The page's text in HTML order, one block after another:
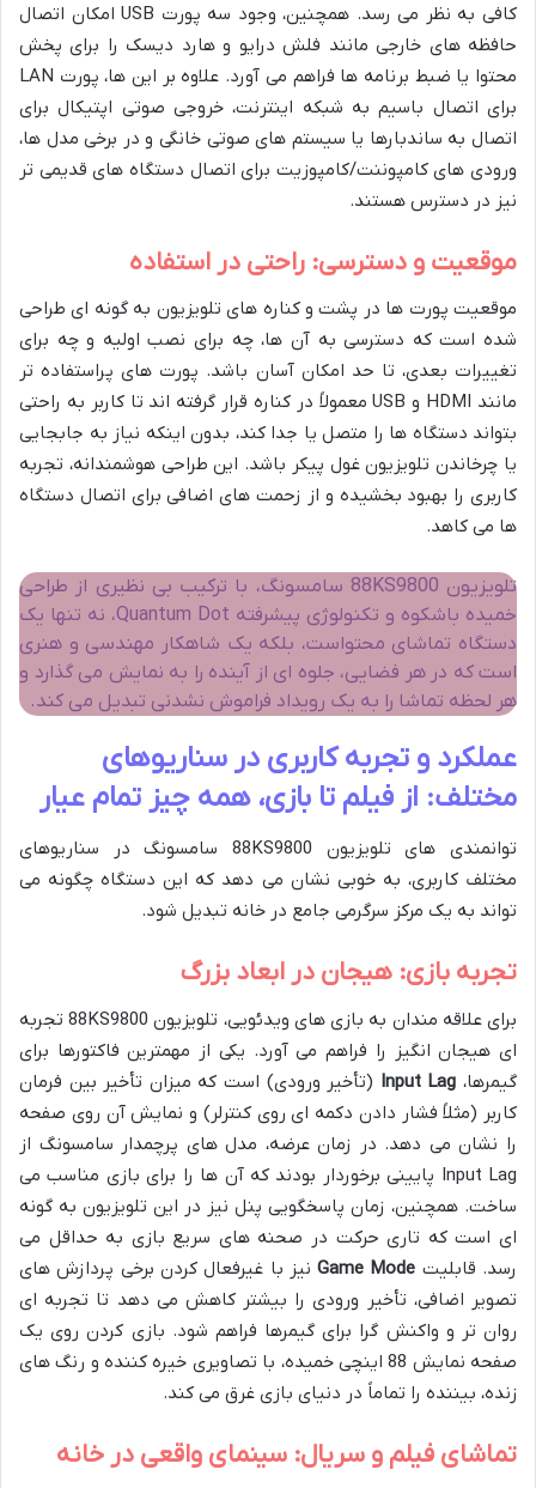
کافی به نظر می رسد. همچنین، وجود سه پورت USB امکان اتصال
حافظه های خارجی مانند فلش درایو و هارد دیسک را برای پخش
محتوا یا ضبط برنامه ها فراهم می آورد. علاوه بر این ها، پورت LAN
برای اتصال باسیم به شبکه اینترنت، خروجی صوتی اپتیکال برای
اتصال به ساندبارها یا سیستم های صوتی خانگی و در برخی مدل ها،
ورودی های کامپوننت/کامپوزیت برای اتصال دستگاه های قدیمی تر
نیز در دسترس هستند.
موقعیت و دسترسی: راحتی در استفاده
موقعیت پورت ها در پشت و کناره های تلویزیون به گونه ای طراحی
شده است که دسترسی به آن ها، چه برای نصب اولیه و چه برای
تغییرات بعدی، تا حد امکان آسان باشد. پورت های پراستفاده تر
مانند HDMI و USB معمولاً در کناره قرار گرفته اند تا کاربر به راحتی
بتواند دستگاه ها را متصل یا جدا کند، بدون اینکه نیاز به جابجایی
یا چرخاندن تلویزیون غول پیکر باشد. این طراحی هوشمندانه، تجربه
کاربری را بهبود بخشیده و از زحمت های اضافی برای اتصال دستگاه
ها می کاهد.
تلویزیون 88KS9800 سامسونگ، با ترکیب بی نظیری از طراحی
خمیده باشکوه و تکنولوژی پیشرفته Quantum Dot، نه تنها یک
دستگاه تماشای محتواست، بلکه یک شاهکار مهندسی و هنری
است که در هر فضایی، جلوه ای از آینده را به نمایش می گذارد و
هر لحظه تماشا را به یک رویداد فراموش نشدنی تبدیل می کند.
عملکرد و تجربه کاربری در سناریوهای
مختلف: از فیلم تا بازی، همه چیز تمام عیار
توانمندی های تلویزیون 88KS9800 سامسونگ در سناریوهای
مختلف کاربری، به خوبی نشان می دهد که این دستگاه چگونه می
تواند به یک مرکز سرگرمی جامع در خانه تبدیل شود.
تجربه بازی: هیجان در ابعاد بزرگ
برای علاقه مندان به بازی های ویدئویی، تلویزیون 88KS9800 تجربه
ای هیجان انگیز را فراهم می آورد. یکی از مهمترین فاکتورها برای
گیمرها، Input Lag (تأخیر ورودی) است که میزان تأخیر بین فرمان
کاربر (مثلاً فشار دادن دکمه ای روی کنترلر) و نمایش آن روی صفحه
را نشان می دهد. در زمان عرضه، مدل های پرچمدار سامسونگ از
Input Lag پایینی برخوردار بودند که آن ها را برای بازی مناسب می
ساخت. همچنین، زمان پاسخگویی پنل نیز در این تلویزیون به گونه
ای است که تاری حرکت در صحنه های سریع بازی به حداقل می
رسد. قابلیت Game Modeنیز با غیرفعال کردن برخی پردازش های
تصویر اضافی، تأخیر ورودی را بیشتر کاهش می دهد تا تجربه ای
روان تر و واکنش گرا برای گیمرها فراهم شود. بازی کردن روی یک
صفحه نمایش 88 اینچی خمیده، با تصاویری خیره کننده و رنگ های
زنده، بیننده را تماماً در دنیای بازی غرق می کند.
تماشای فیلم و سریال: سینمای واقعی در خانه